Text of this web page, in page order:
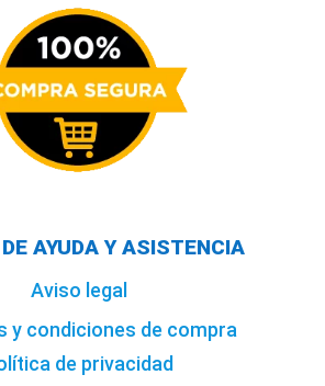
AYUDA Y ASISTENCIA
Aviso legal
y condiciones de compra
de privacidad